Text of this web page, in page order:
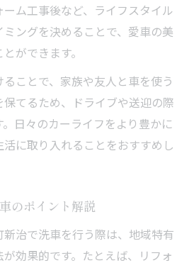
ム工事後など、ライフスタイル
ングを決めることで、愛車の美
ができます。
ことで、家族や友人と車を使う
てるため、ドライブや送迎の際
日々のカーライフをより豊かに
に取り入れることをおすすめし
のポイント解説
治で洗車を行う際は、地域特有
効果的です。たとえば、リフォ